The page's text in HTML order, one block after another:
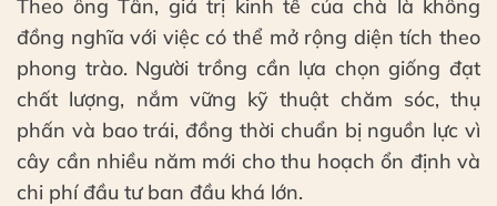
Theo ông Tân, giá trị kinh tế của chà là không
đồng nghĩa với việc có thể mở rộng diện tích theo
phong trào. Người trồng cần lựa chọn giống đạt
chất lượng, nắm vững kỹ thuật chăm sóc, thụ
phấn và bao trái, đồng thời chuẩn bị nguồn lực vì
cây cần nhiều năm mới cho thu hoạch ổn định và
chi phí đầu tư ban đầu khá lớn.